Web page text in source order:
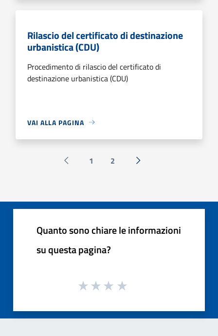
Rilascio del certificato di destinazione
urbanistica (CDU)
Procedimento di rilascio del certificato di
destinazione urbanistica (CDU)
VAI ALLA PAGINA
Pagina precedente
1 2 Successiva »
Quanto sono chiare le informazioni
su questa pagina?